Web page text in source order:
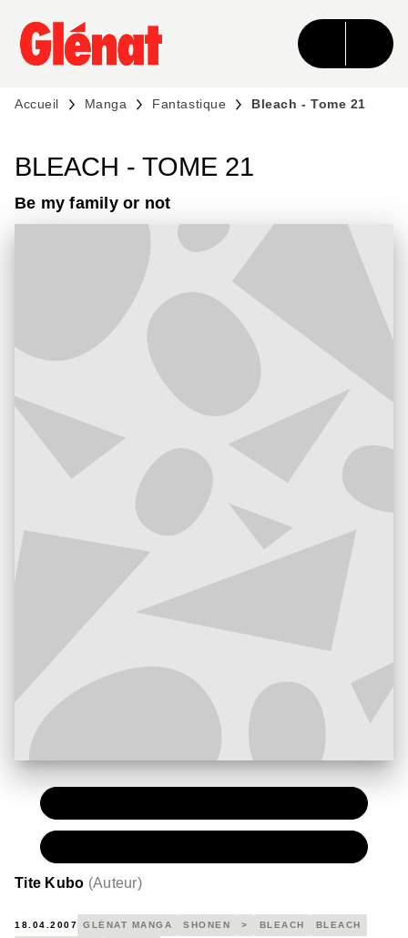
MENU RECHERCHE CONTENU
PIED DE PAGE
Accueil Manga Fantastique Bleach - Tome 21
BLEACH - TOME 21
Be my family or not
Tite Kubo (Auteur)
18.04.2007 GLÉNAT MANGA SHONEN > BLEACH BLEACH